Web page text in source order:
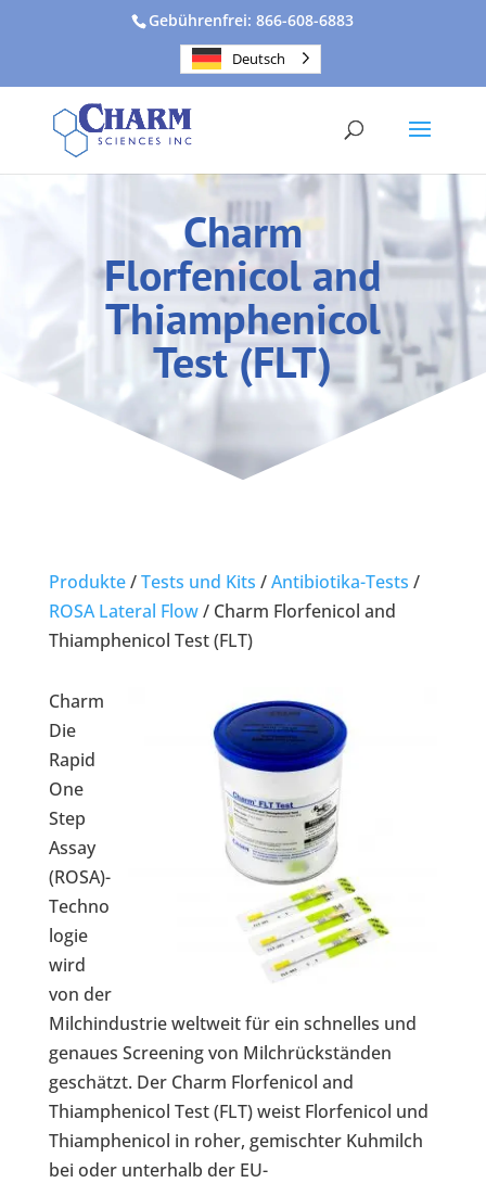
Gebührenfrei: 866-608-6883
Deutsch
Charm
Florfenicol and
Thiamphenicol
Test (FLT)
Produkte/Tests und Kits /Antibiotika-Tests /
ROSA Lateral Flow/ Charm Florfenicol and
Thiamphenicol Test (FLT)
Charm
Die
Rapid
One
Step
Assay
(ROSA)-
Techno
logie
wird
von der
Milchindustrie weltweit für ein schnelles und
genaues Screening von Milchrückständen
geschätzt. Der Charm Florfenicol and
Thiamphenicol Test (FLT) weist Florfenicol und
Thiamphenicol in roher, gemischter Kuhmilch
bei oder unterhalb der EU-